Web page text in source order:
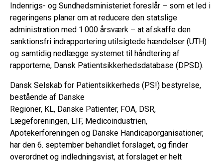
Indenrigs- og Sundhedsministeriet foreslår – som et led i
regeringens planer om at reducere den statslige
administration med 1.000 årsværk – at afskaffe den
sanktionsfri indrapportering utilsigtede hændelser (UTH)
og samtidig nedlægge systemet til håndtering af
rapporterne, Dansk Patientsikkerhedsdatabase (DPSD).
Dansk Selskab for Patientsikkerheds (PS!) bestyrelse,
bestående af Danske
Regioner, KL, Danske Patienter, FOA, DSR,
Lægeforeningen, LIF, Medicoindustrien,
Apotekerforeningen og Danske Handicaporganisationer,
har den 6. september behandlet forslaget, og finder
overordnet og indledningsvist, at forslaget er helt